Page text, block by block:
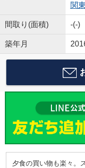
関
間取り(面積) -(-)
築年月
夕食の買い物も楽々。